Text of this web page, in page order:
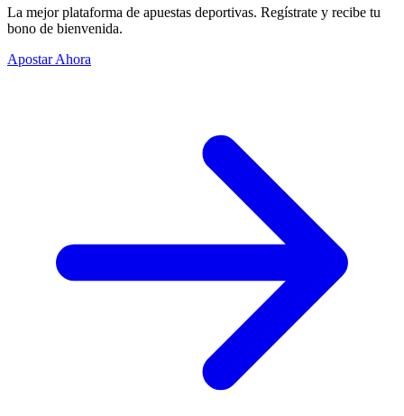
La mejor plataforma de apuestas deportivas. Regístrate y recibe tu
bono de bienvenida.
Apostar Ahora